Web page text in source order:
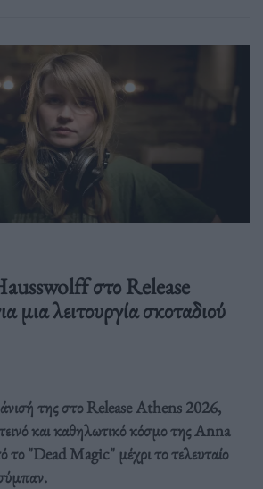
στο Release
μια λειτουργία σκοταδιού
της στο Release Athens 2026,
και καθηλωτικό κόσμο της Anna
"Dead Magic" μέχρι το τελευταίο